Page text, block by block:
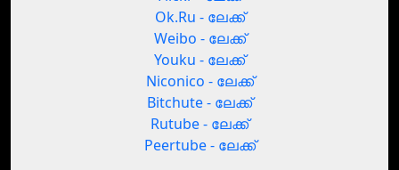
Ok.Ru - ലേക്ക്
Weibo - ലേക്ക്
Youku - ലേക്ക്
Niconico - ലേക്ക്
Bitchute - ലേക്ക്
Rutube - ലേക്ക്
Peertube - ലേക്ക്